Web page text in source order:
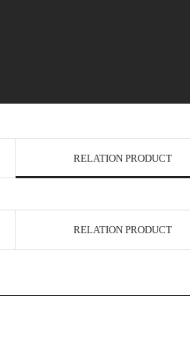
RELATION PRODUCT
RELATION PRODUCT